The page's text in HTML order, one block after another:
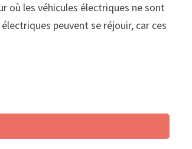
où les véhicules électriques ne sont
peuvent se réjouir, car ces